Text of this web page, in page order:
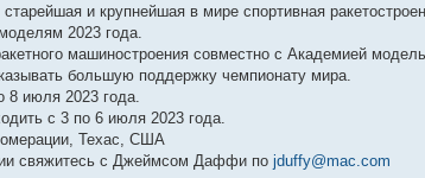
и крупнейшая в мире спортивная
2023 года.
машиностроения совместно с Академией
большую поддержку чемпионату мира.
8 июля 2023 года.
с 3 по 6 июля 2023 года.
Техас, США
свяжитесь с Джеймсом Даффи по jduffy@mac.com